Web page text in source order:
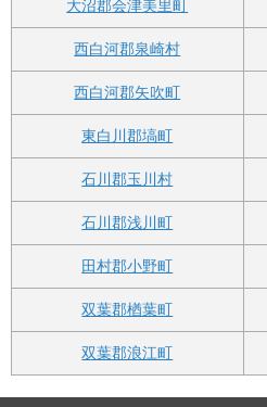
大沼郡会津美里町
西白河郡泉崎村
西白河郡矢吹町
東白川郡塙町
石川郡玉川村
石川郡浅川町
田村郡小野町
双葉郡楢葉町
双葉郡浪江町